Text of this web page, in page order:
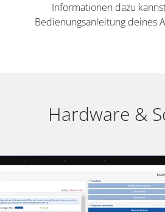
Informationen dazu
Bedienungsanleitung deines
Hardware &